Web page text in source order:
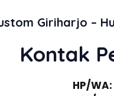
Giriharjo –
Kontak
HP/